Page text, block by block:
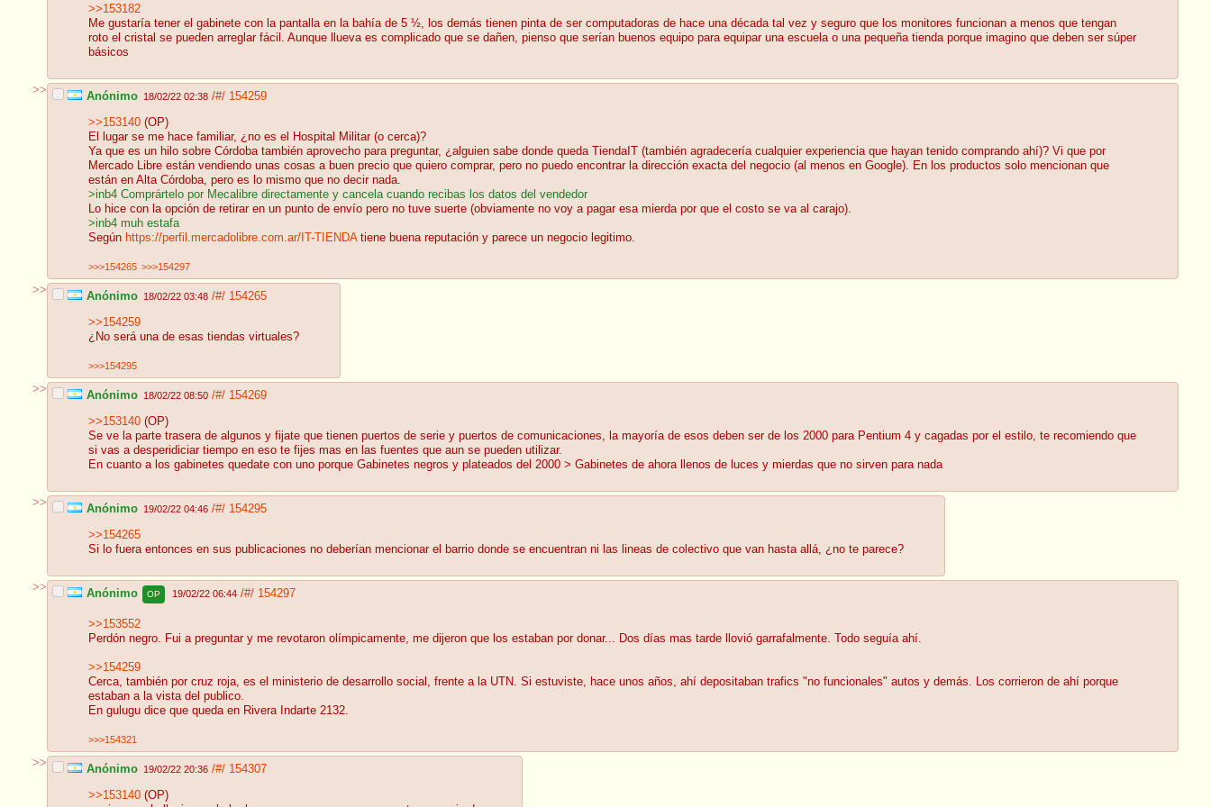
>>153182
Me gustaría tener el gabinete con la pantalla en la bahía de 5 ½, los demás tienen pinta de ser computadoras de hace una década tal vez y seguro que los monitores funcionan a menos que tengan
roto el cristal se pueden arreglar fácil. Aunque llueva es complicado que se dañen, pienso que serían buenos equipo para equipar una escuela o una pequeña tienda porque imagino que deben ser súper
básicos
>> Anónimo 18/02/22 02:38 /#/ 154259
>>153140 (OP)
El lugar se me hace familiar, ¿no es el Hospital Militar (o cerca)?
Ya que es un hilo sobre Córdoba también aprovecho para preguntar, ¿alguien sabe donde queda TiendaIT (también agradecería cualquier experiencia que hayan tenido comprando ahí)? Vi que por
Mercado Libre están vendiendo unas cosas a buen precio que quiero comprar, pero no puedo encontrar la dirección exacta del negocio (al menos en Google). En los productos solo mencionan que
están en Alta Córdoba, pero es lo mismo que no decir nada.
>inb4 Comprártelo por Mecalibre directamente y cancela cuando recibas los datos del vendedor
Lo hice con la opción de retirar en un punto de envío pero no tuve suerte (obviamente no voy a pagar esa mierda por que el costo se va al carajo).
>inb4 muh estafa
Según https://perfil.mercadolibre.com.ar/IT-TIENDAtiene buena reputación y parece un negocio legitimo.
>>>154265 >>>154297
>> Anónimo 18/02/22 03:48 /#/ 154265
>>154259
¿No será una de esas tiendas virtuales?
>>>154295
>> Anónimo 18/02/22 08:50 /#/ 154269
>>153140 (OP)
Se ve la parte trasera de algunos y fijate que tienen puertos de serie y puertos de comunicaciones, la mayoría de esos deben ser de los 2000 para Pentium 4 y cagadas por el estilo, te recomiendo que
si vas a desperidiciar tiempo en eso te fijes mas en las fuentes que aun se pueden utilizar.
En cuanto a los gabinetes quedate con uno porque Gabinetes negros y plateados del 2000 > Gabinetes de ahora llenos de luces y mierdas que no sirven para nada
>> Anónimo 19/02/22 04:46 /#/ 154295
>>154265
Si lo fuera entonces en sus publicaciones no deberían mencionar el barrio donde se encuentran ni las lineas de colectivo que van hasta allá, ¿no te parece?
>> Anónimo OP 19/02/22 06:44 /#/ 154297
>>153552
Perdón negro. Fui a preguntar y me revotaron olímpicamente, me dijeron que los estaban por donar... Dos días mas tarde llovió garrafalmente. Todo seguía ahí.
>>154259
Cerca, también por cruz roja, es el ministerio de desarrollo social, frente a la UTN. Si estuviste, hace unos años, ahí depositaban trafics "no funcionales" autos y demás. Los corrieron de ahí porque
estaban a la vista del publico.
En gulugu dice que queda en Rivera Indarte 2132.
>>>154321
>> Anónimo 19/02/22 20:36 /#/ 154307
>>153140 (OP)